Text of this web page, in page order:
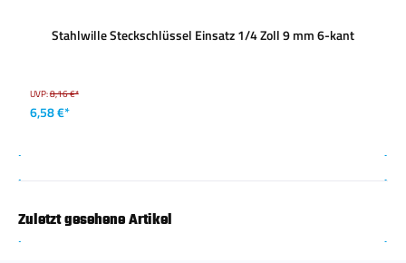
Stahlwille Steckschlüssel Einsatz 1/4 Zoll 9 mm 6-kant
UVP:8,16 €*
6,58 €*
Zuletzt gesehene Artikel